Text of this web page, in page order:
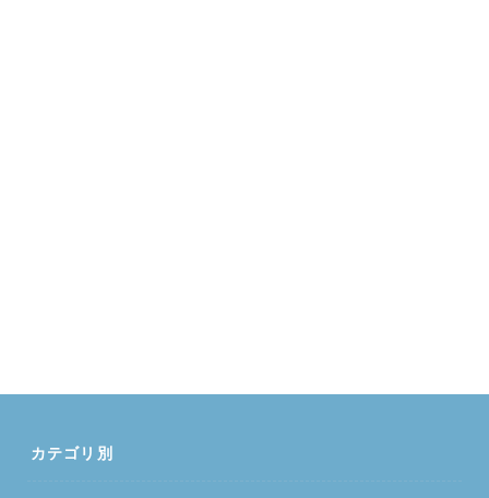
カテゴリ別